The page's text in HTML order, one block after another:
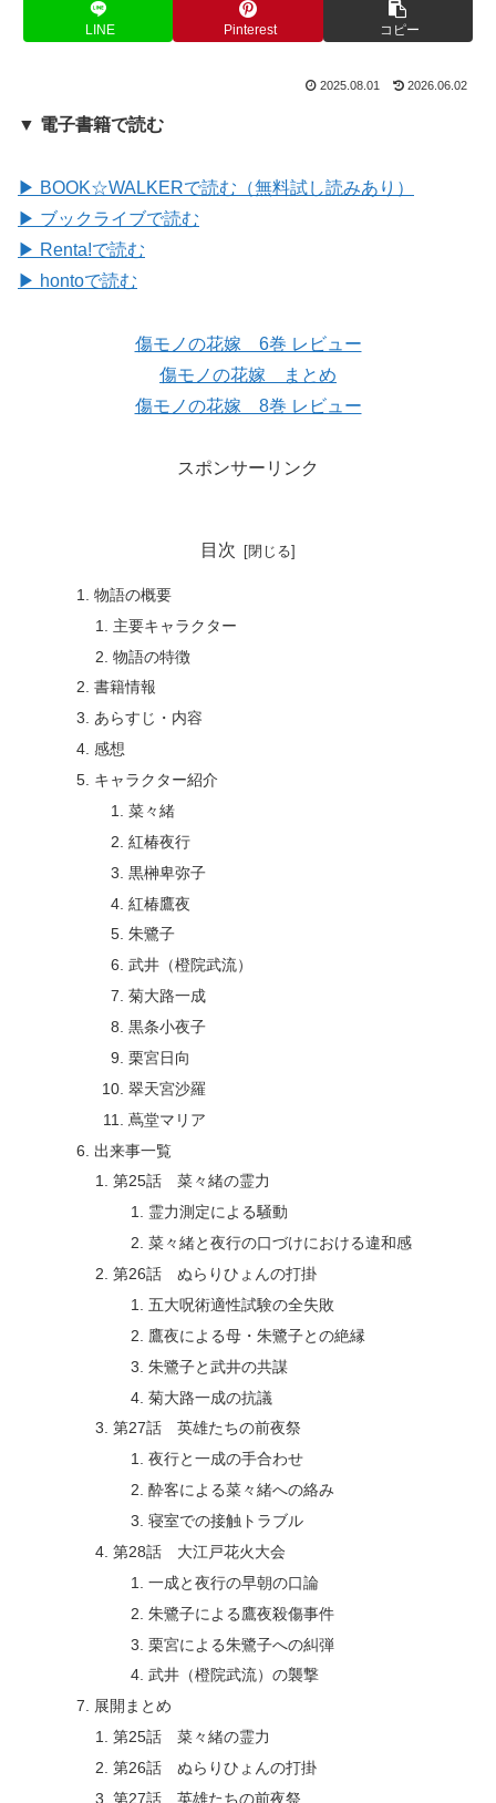
LINE Pinterest コピー
2025.08.01 2026.06.02
▼ 電子書籍で読む
▶ BOOK☆WALKERで読む（無料試し読みあり）
▶ ブックライブで読む
▶ Renta!で読む
▶ hontoで読む
傷モノの花嫁 6巻 レビュー
傷モノの花嫁 まとめ
傷モノの花嫁 8巻 レビュー
スポンサーリンク
目次
物語の概要
主要キャラクター
物語の特徴
書籍情報
あらすじ・内容
感想
キャラクター紹介
菜々緒
紅椿夜行
黒榊卑弥子
紅椿鷹夜
朱鷺子
武井（橙院武流）
菊大路一成
黒条小夜子
栗宮日向
翠天宮沙羅
蔦堂マリア
出来事一覧
第25話 菜々緒の霊力
霊力測定による騒動
菜々緒と夜行の口づけにおける違和感
第26話 ぬらりひょんの打掛
五大呪術適性試験の全失敗
鷹夜による母・朱鷺子との絶縁
朱鷺子と武井の共謀
菊大路一成の抗議
第27話 英雄たちの前夜祭
夜行と一成の手合わせ
酔客による菜々緒への絡み
寝室での接触トラブル
第28話 大江戸花火大会
一成と夜行の早朝の口論
朱鷺子による鷹夜殺傷事件
栗宮による朱鷺子への糾弾
武井（橙院武流）の襲撃
展開まとめ
第25話 菜々緒の霊力
第26話 ぬらりひょんの打掛
第27話 英雄たちの前夜祭